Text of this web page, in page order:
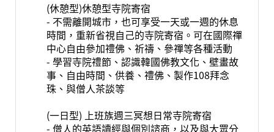
(休憩型)休憩型寺院寄宿
- 不需離開城市，也可享受一天或一週的休息
時間，重新省視自己的寺院寄宿。可在國際禪
中心自由參加禮佛、祈禱、參禪等各種活動
- 學習寺院禮節、認識韓國佛教文化、壁畫故
事、自由時間、供養、禮佛、製作108拜念
珠、與僧人茶談等
(一日型) 上班族週三冥想日常寺院寄宿
- 僧人的英語讀經與個別諮商，以及與大眾分